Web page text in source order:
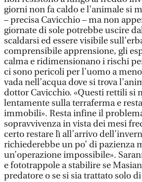
giorni non fa caldo e l'animale si
– precisa Cavicchio – ma non
giornate di sole potrebbe uscire
scaldarsi ed essere visibile
comprensibile apprensione, gli
calma e ridimensionano i rischi
ci sono pericoli per l’uomo a
vada nell’acqua dove si trova
dottor Cavicchio. «Questi rettili si
lentamente sulla terraferma e
immobili». Resta infine il
sopravvivenza in vista dei mesi
certo restare lì all’arrivo
richiederebbe un po’ di pazienza
un’operazione impossibile».
e fototrappole a stabilire se
predatore o se si sia trattato solo